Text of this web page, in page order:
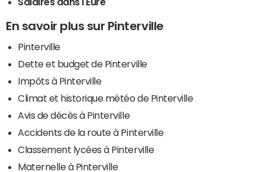
En savoir plus sur Pinterville
Pinterville
Dette et budget de Pinterville
Impôts à Pinterville
Climat et historique météo de Pinterville
Avis de décès à Pinterville
Accidents de la route à Pinterville
Classement lycées à Pinterville
Maternelle à Pinterville